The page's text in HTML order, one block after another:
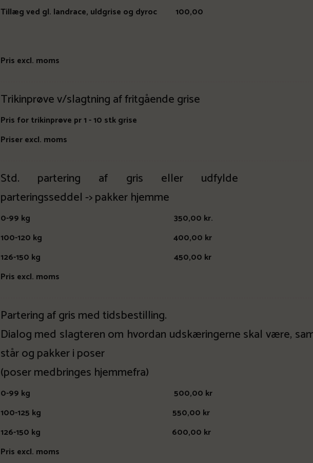
Tillæg ved gl. landrace, uldgrise og dyroc 100,00
Pris excl. moms
Trikinprøve v/slagtning af fritgående grise
Pris for trikinprøve pr 1 - 10 stk grise
Priser excl. moms
Std. partering af gris eller udfylde
parteringsseddel -> pakker hjemme
0-99 kg 350,00 kr.
100-120 kg 400,00 kr
126-150 kg 450,00 kr
Pris excl. moms
Partering af gris med tidsbestilling.
Dialog med slagteren om hvordan udskæringerne skal være,
står og pakker i poser
(poser medbringes hjemmefra)
0-99 kg 500,00 kr
100-125 kg 550,00 kr
126-150 kg 600,00 kr
Pris excl. moms